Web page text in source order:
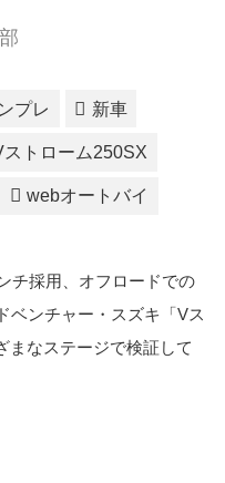
プレ 新車
ストローム250SX
webオートバイ
チ採用、オフロードでの
ベンチャー・スズキ「Vス
まなステージで検証して